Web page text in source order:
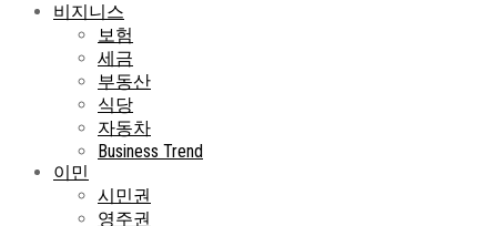
비지니스
보험
세금
부동산
식당
자동차
Business Trend
이민
시민권
영주권